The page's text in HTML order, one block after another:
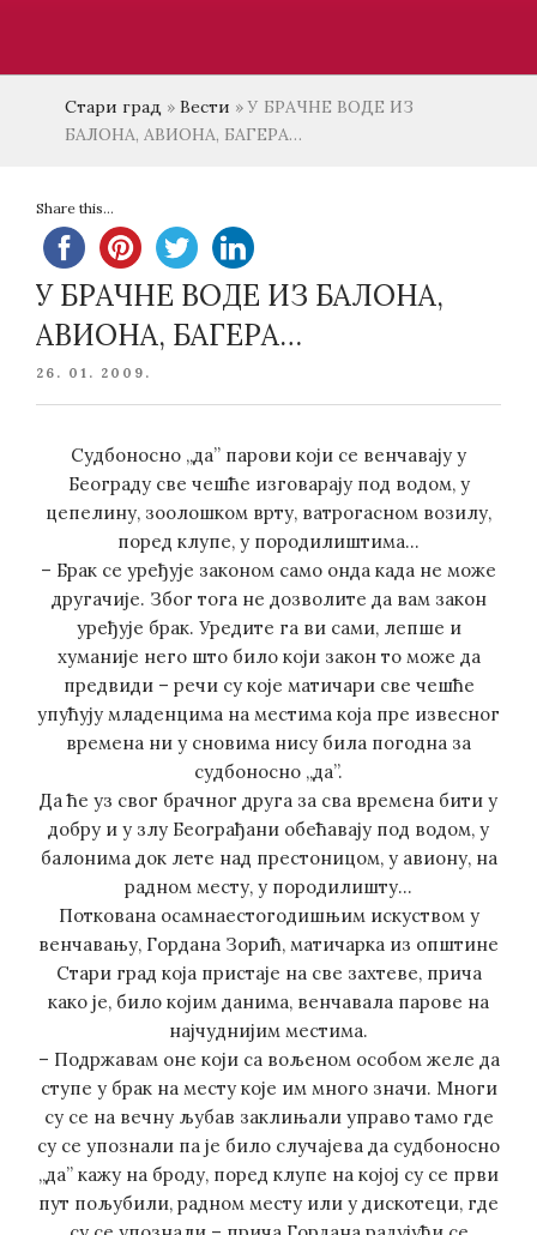
Стари град » Вести »У БРАЧНЕ ВОДЕ ИЗ
БАЛОНА, АВИОНА, БАГЕРА…
Share this...
У БРАЧНЕ ВОДЕ ИЗ БАЛОНА,
АВИОНА, БАГЕРА…
POSTED
26. 01. 2009.
Судбоносно „да” парови који се венчавају у
Београду све чешће изговарају под водом, у
цепелину, зоолошком врту, ватрогасном возилу,
поред клупе, у породилиштима…
– Брак се уређује законом само онда када не може
другачије. Због тога не дозволите да вам закон
уређује брак. Уредите га ви сами, лепше и
хуманије него што било који закон то може да
предвиди – речи су које матичари све чешће
упућују младенцима на местима која пре извесног
времена ни у сновима нису била погодна за
судбоносно „да”.
Да ће уз свог брачног друга за сва времена бити у
добру и у злу Београђани обећавају под водом, у
балонима док лете над престоницом, у авиону, на
радном месту, у породилишту…
Поткована осамнаестогодишњим искуством у
венчавању, Гордана Зорић, матичарка из општине
Стари град која пристаје на све захтеве, прича
како је, било којим данима, венчавала парове на
најчуднијим местима.
– Подржавам оне који са вољеном особом желе да
ступе у брак на месту које им много значи. Многи
су се на вечну љубав заклињали управо тамо где
су се упознали па је било случајева да судбоносно
„да” кажу на броду, поред клупе на којој су се први
пут пољубили, радном месту или у дискотеци, где